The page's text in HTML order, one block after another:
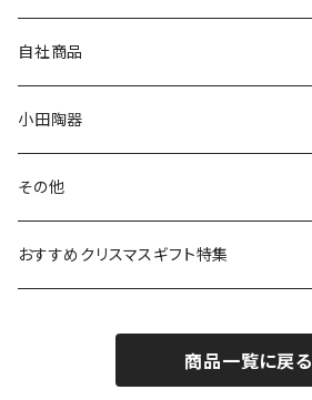
プレート
ボウル
ガラスウェア
カトラリー
80th記念アイテム
リトルミイの日記念アイテム
MOOMIN ANIMATION
スヌーピー
ピーターラビット
ポケットモンスター
mofusand（モフサンド）
LA AMYS(エミーズ)
LISA LARSON(リサラーソン)
LAURA ASHLEY(ローラ アシュレイ)
Finlayson(フィンレイソン)
自社商品
ねこ企画
Cecera(セセラ)
CELEC(セレック)
小田陶器
さざなみ
吉祥
メイメイウェア
その他
リサイクル食器
おすすめクリスマスギフト特集
商品一覧に戻る